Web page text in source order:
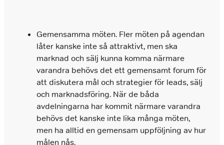
Gemensamma möten. Fler möten på agendan
låter kanske inte så attraktivt, men ska
marknad och sälj kunna komma närmare
varandra behövs det ett gemensamt forum för
att diskutera mål och strategier för leads, sälj
och marknadsföring. När de båda
avdelningarna har kommit närmare varandra
behövs det kanske inte lika många möten,
men ha alltid en gemensam uppföljning av hur
målen nås.